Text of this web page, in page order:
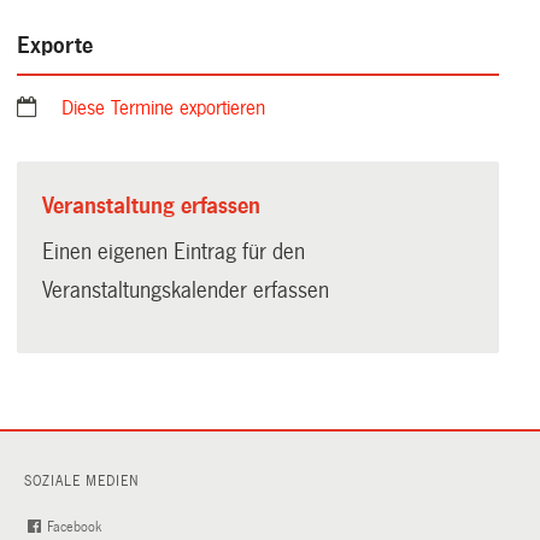
Exporte
Diese Termine exportieren
Veranstaltung erfassen
Einen eigenen Eintrag für den
Veranstaltungskalender erfassen
SOZIALE MEDIEN
Facebook